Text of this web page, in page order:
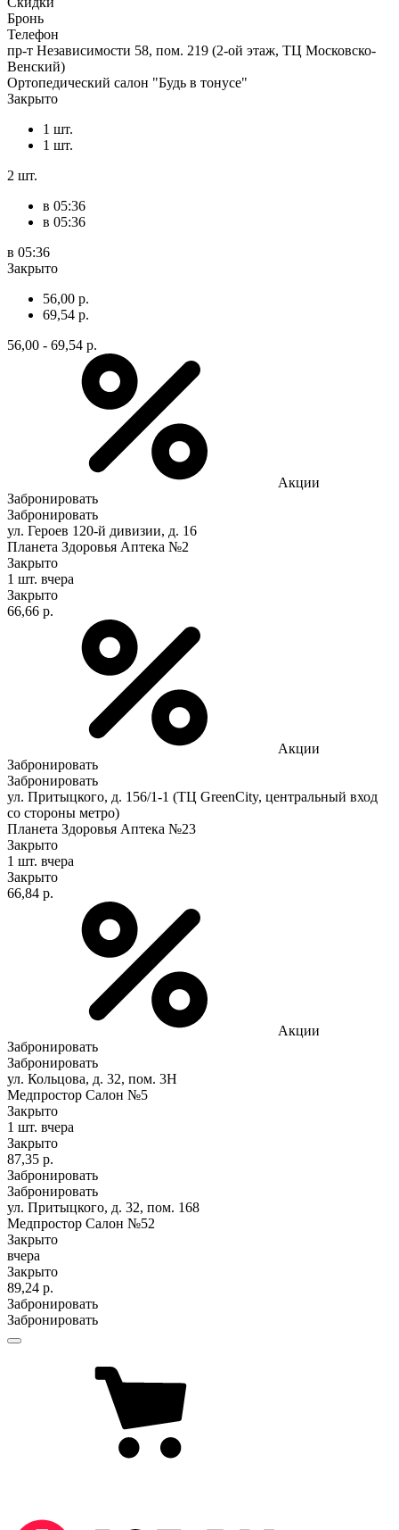
Бронь
Телефон
пр-т Независимости 58, пом. 219 (2-ой этаж, ТЦ Московско-
Венский)
Ортопедический салон "Будь в тонусе"
Закрыто
1 шт.
1 шт.
2 шт.
в 05:36
в 05:36
в 05:36
Закрыто
56,00 р.
69,54 р.
56,00 - 69,54 р.
Акции
Забронировать
Забронировать
ул. Героев 120-й дивизии, д. 16
Планета Здоровья Аптека №2
Закрыто
1 шт. вчера
Закрыто
66,66 р.
Акции
Забронировать
Забронировать
ул. Притыцкого, д. 156/1-1 (ТЦ GreenCity, центральный вход
со стороны метро)
Планета Здоровья Аптека №23
Закрыто
1 шт. вчера
Закрыто
66,84 р.
Акции
Забронировать
Забронировать
ул. Кольцова, д. 32, пом. 3Н
Медпростор Салон №5
Закрыто
1 шт. вчера
Закрыто
87,35 р.
Забронировать
Забронировать
ул. Притыцкого, д. 32, пом. 168
Медпростор Салон №52
Закрыто
вчера
Закрыто
89,24 р.
Забронировать
Забронировать